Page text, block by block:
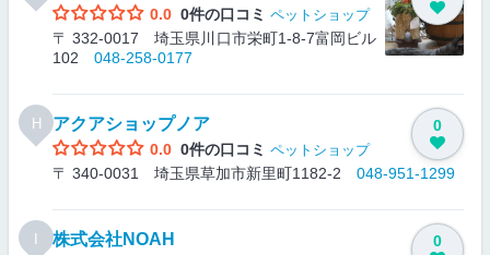
0.0 0件の口コミ ペットショップ
〒 332-0017 埼玉県川口市栄町1-8-7富岡ビル
102 048-258-0177
H アクアショップノア
0.0 0件の口コミ ペットショップ
〒 340-0031 埼玉県草加市新里町1182-2 048-951-1299
0
株式会社NOAH 0